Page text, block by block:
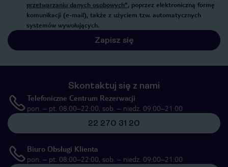
przetwarzaniu danych osobowych”, poprzez elektroniczną formę
komunikacji (e-mail), także z użyciem tzw. automatycznych
systemów wywołujących.
Zapisz się
Skontaktuj się z nami
Telefoniczne Centrum Rezerwacji
pon. – pt. 08:00–22:00, sob. – niedz. 09:00–21:00
22 270 31 20
Biuro Obsługi Klienta
pon. – pt. 08:00–22:00, sob. – niedz. 09:00–21:00